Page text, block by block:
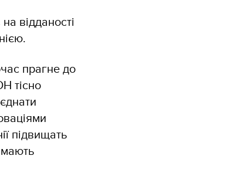
відданості
прагне до
тісно
підвищать